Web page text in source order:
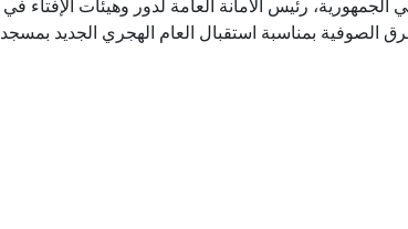
رئيس الأمانة العامة لدور وهيئات الإفتاء في
الصوفية بمناسبة استقبال العام الهجري الجديد بمسجد